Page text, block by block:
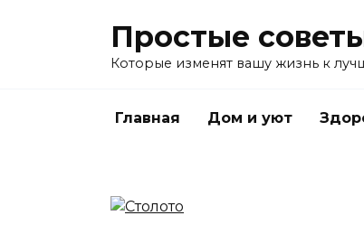
Простые
Которые изменят вашу жизнь к
Главная Дом и уют